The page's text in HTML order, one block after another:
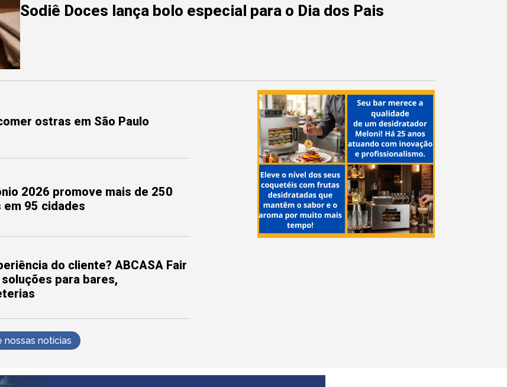
Sodiê Doces lança bolo especial para o Dia dos Pais
ostras em São Paulo
2026 promove mais de 250
95 cidades
do cliente? ABCASA Fair
para bares,
nossas notícias